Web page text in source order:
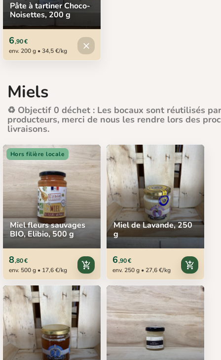
Pâte à tartiner Choco-
Noisettes, 200 g
6,90 €
env. 200 g • 34,5 €/kg
close Produit indisponible
Miels
♻️ Objectif 0 déchet : Les bocaux sont réutilisés
producteurs, merci de nous les rendre lors des
livraisons.
Hors filière locale
Miel fleurs sauvages
BIO, Elibio, 500 g
8,80 €
env. 500 g • 17,6 €/kg
add_shopping_cart
Miel de Lavande, 250
g
6,90 €
env. 250 g • 27,6 €/kg
add_shopping_cart